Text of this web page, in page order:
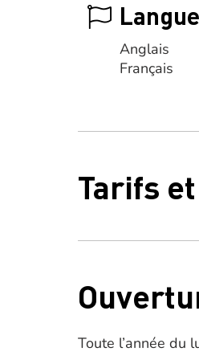
Anglais
Français
Tarifs
Toute l’année du